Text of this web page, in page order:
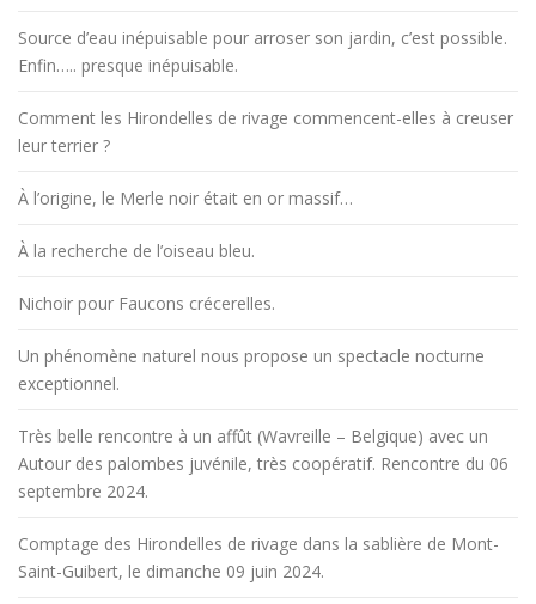
Source d’eau inépuisable pour arroser son jardin, c’est possible.
Enfin….. presque inépuisable.
Comment les Hirondelles de rivage commencent-elles à creuser
leur terrier ?
À l’origine, le Merle noir était en or massif…
À la recherche de l’oiseau bleu.
Nichoir pour Faucons crécerelles.
Un phénomène naturel nous propose un spectacle nocturne
exceptionnel.
Très belle rencontre à un affût (Wavreille – Belgique) avec un
Autour des palombes juvénile, très coopératif. Rencontre du 06
septembre 2024.
Comptage des Hirondelles de rivage dans la sablière de Mont-
Saint-Guibert, le dimanche 09 juin 2024.